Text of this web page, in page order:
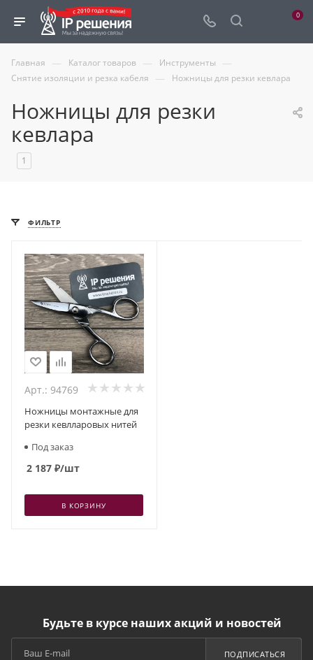
0
Главная — Каталог товаров — Инструменты —
Снятие изоляции и резка кабеля — Ножницы для резки кевлара
Ножницы для резки
кевлара
1
ФИЛЬТР
Арт.: 94769
Ножницы монтажные для
резки кевлларовых нитей
Под заказ
2 187 ₽/шт
В КОРЗИНУ
Будьте в курсе наших акций и новостей
ПОДПИСАТЬСЯ